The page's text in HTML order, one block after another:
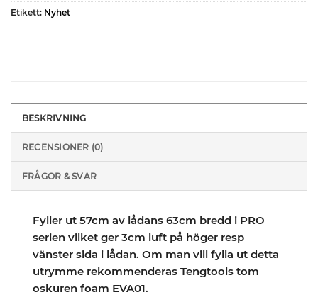
Etikett: Nyhet
BESKRIVNING
RECENSIONER (0)
FRÅGOR & SVAR
Fyller ut 57cm av lådans 63cm bredd i PRO
serien vilket ger 3cm luft på höger resp
vänster sida i lådan. Om man vill fylla ut detta
utrymme rekommenderas Tengtools tom
oskuren foam EVA01.